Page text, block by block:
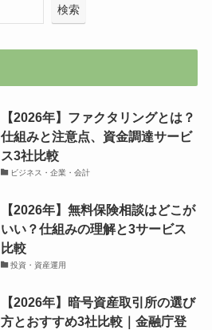
検索
【2026年】ファクタリングとは？
仕組みと注意点、資金調達サービ
ス3社比較
ビジネス・企業・会計
【2026年】無料保険相談はどこが
いい？仕組みの理解と3サービス
比較
投資・資産運用
【2026年】暗号資産取引所の選び
方とおすすめ3社比較｜金融庁登